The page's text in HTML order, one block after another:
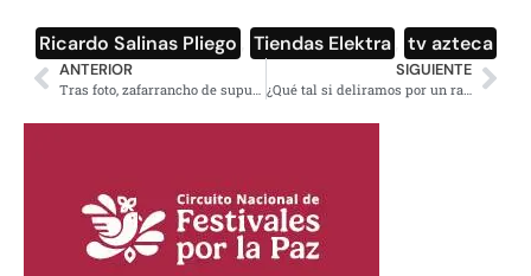
Ricardo Salinas Pliego Tiendas Elektra tv azteca
ANTERIOR SIGUIENTE
¿Qué tal si deliramos por un ratito? – Las profesías de Eduardo Galeano